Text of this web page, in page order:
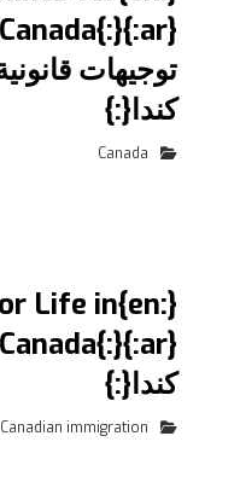
توجيهات
كندا{:}
Canada
for Life in
كندا{:}
Canadian immigration